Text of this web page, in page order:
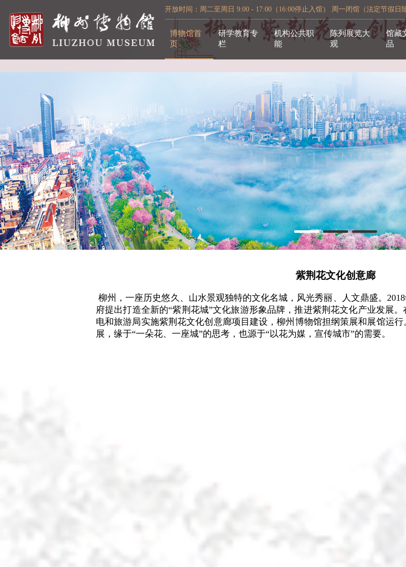
开放时间：周二至周日 9:00 - 17:00（16:00停止入馆） 周一闭馆（法定节假日
博物馆首
页
研学教育专
栏
机构公共职
能
陈列展览大
观
馆藏
品
紫荆花文化创意廊
柳州，一座历史悠久、山水景观独特的文化名城，风光秀丽、人文鼎盛。2018年底，“洋紫荆”成为柳州市市花，市委市政
府提出打造全新的“紫荆花城”文化旅游形象品牌，推进紫荆花文化产业发展
电和旅游局实施紫荆花文化创意廊项目建设，柳州博物馆担纲策展和展馆运
展，缘于“一朵花、一座城”的思考，也源于“以花为媒，宣传城市”的需要。